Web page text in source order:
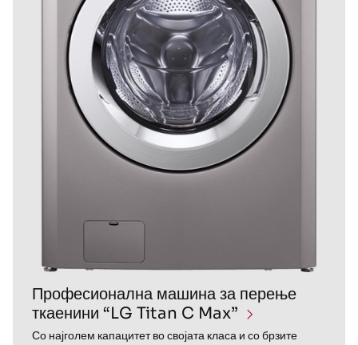
Професионална машина за перење
ткаенини “LG Titan C Max”
Со најголем капацитет во својата класа и со брзите